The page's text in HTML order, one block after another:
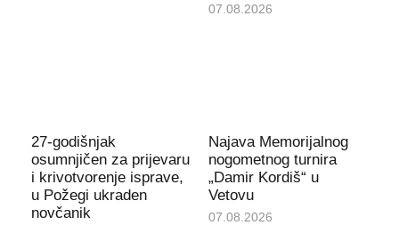
07.08.2026
27-godišnjak
osumnjičen za prijevaru
i krivotvorenje isprave,
u Požegi ukraden
novčanik
Najava Memorijalnog
nogometnog turnira
„Damir Kordiš“ u
Vetovu
07.08.2026